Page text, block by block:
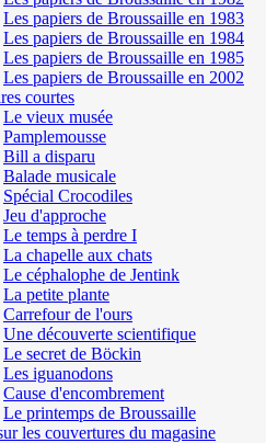
Les papiers de Broussaille en 1983
Les papiers de Broussaille en 1984
Les papiers de Broussaille en 1985
Les papiers de Broussaille en 2002
courtes
Le vieux musée
Pamplemousse
Bill a disparu
Balade musicale
Spécial Crocodiles
Jeu d'approche
Le temps à perdre I
La chapelle aux chats
Le céphalophe de Jentink
La petite plante
Carrefour de l'ours
Une découverte scientifique
Le secret de Böckin
Les iguanodons
Cause d'encombrement
Le printemps de Broussaille
les couvertures du magasine